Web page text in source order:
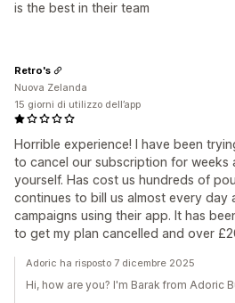
is the best in their team
Horrible experience! I have been
to cancel our subscription for weeks
yourself. Has cost us hundreds of
continues to bill us almost every day
campaigns using their app. It has
to get my plan cancelled and over
Retro's
Nuova Zelanda
15 giorni di utilizzo dell’app
Adoric ha risposto 7 dicembre 2025
Hi, how are you? I'm Barak from Adoric